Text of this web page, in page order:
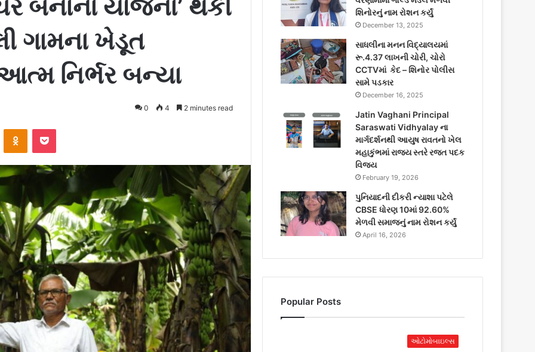
બનાના યોજના’ થકી
ગામના ખેડૂત
નિર્ભર બન્યા
0 4 2 minutes read
શિનોરનું નામ રોશન કર્યું
December 13, 2025
સાધલીના મનન વિદ્યાલયમાં
રૂ.4.37 લાખની ચોરી, ચોરો
CCTVમાં કેદ – શિનોર પોલીસ
સામે પડકાર
December 16, 2025
Jatin Vaghani Principal
Saraswati Vidhyalay ના
માર્ગદર્શનથી આયુષ રાવતનો ખેલ
મહાકુંભમાં રાજ્ય સ્તરે રજત પદક
વિજય
February 19, 2026
પુનિયાદની દીકરી ન્યાશા પટેલે
CBSE ધોરણ 10માં 92.60%
મેળવી સમાજનું નામ રોશન કર્યું
April 16, 2026
Popular Posts
ઓટોમોબાઇલ્સ